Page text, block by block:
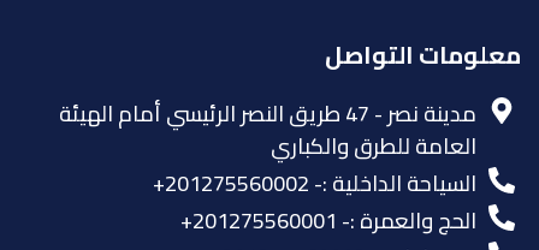
معلومات التواصل
مدينة نصر - 47 طريق النصر الرئيسي أمام الهيئة
العامة للطرق والكباري
السياحة الداخلية :- 201275560002+
الحج والعمرة :- 201275560001+